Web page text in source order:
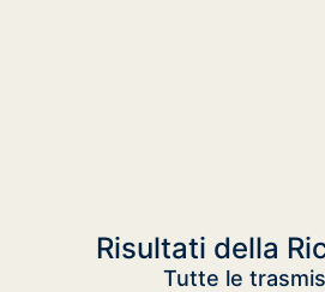
Risultati della
Tutte le